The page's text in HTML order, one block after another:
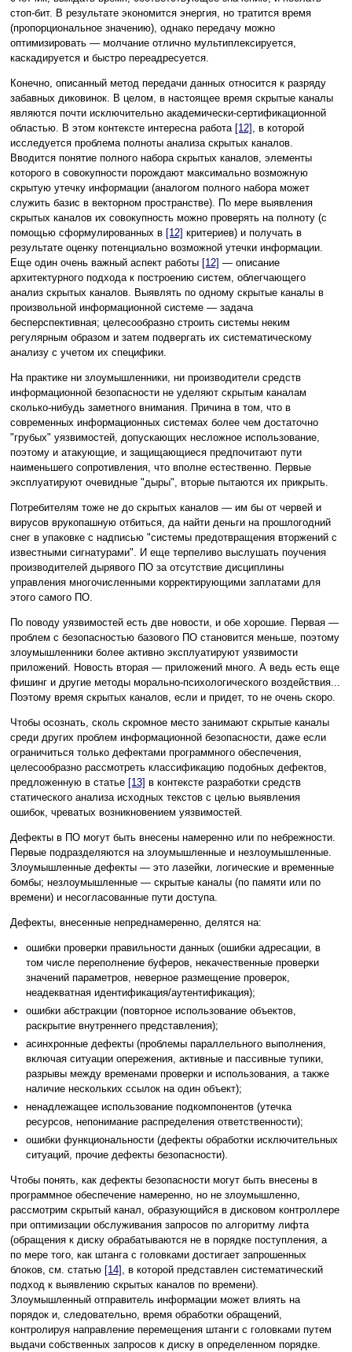
стоп-бит. В результате экономится энергия, но тратится время
(пропорциональное значению), однако передачу можно
оптимизировать — молчание отлично мультиплексируется,
каскадируется и быстро переадресуется.
Конечно, описанный метод передачи данных относится к разряду
забавных диковинок. В целом, в настоящее время скрытые каналы
являются почти исключительно академически-сертификационной
областью. В этом контексте интересна работа [12] , в которой
исследуется проблема полноты анализа скрытых каналов.
Вводится понятие полного набора скрытых каналов, элементы
которого в совокупности порождают максимально возможную
скрытую утечку информации (аналогом полного набора может
служить базис в векторном пространстве). По мере выявления
скрытых каналов их совокупность можно проверять на полноту (с
помощью сформулированных в [12] критериев) и получать в
результате оценку потенциально возможной утечки информации.
Еще один очень важный аспект работы [12] — описание
архитектурного подхода к построению систем, облегчающего
анализ скрытых каналов. Выявлять по одному скрытые каналы в
произвольной информационной системе — задача
бесперспективная; целесообразно строить системы неким
регулярным образом и затем подвергать их систематическому
анализу с учетом их специфики.
На практике ни злоумышленники, ни производители средств
информационной безопасности не уделяют скрытым каналам
сколько-нибудь заметного внимания. Причина в том, что в
современных информационных системах более чем достаточно
"грубых" уязвимостей, допускающих несложное использование,
поэтому и атакующие, и защищающиеся предпочитают пути
наименьшего сопротивления, что вполне естественно. Первые
эксплуатируют очевидные "дыры", вторые пытаются их прикрыть.
Потребителям тоже не до скрытых каналов — им бы от червей и
вирусов врукопашную отбиться, да найти деньги на прошлогодний
снег в упаковке с надписью "системы предотвращения вторжений с
известными сигнатурами". И еще терпеливо выслушать поучения
производителей дырявого ПО за отсутствие дисциплины
управления многочисленными корректирующими заплатами для
этого самого ПО.
По поводу уязвимостей есть две новости, и обе хорошие. Первая —
проблем с безопасностью базового ПО становится меньше, поэтому
злоумышленники более активно эксплуатируют уязвимости
приложений. Новость вторая — приложений много. А ведь есть еще
фишинг и другие методы морально-психологического воздействия...
Поэтому время скрытых каналов, если и придет, то не очень скоро.
Чтобы осознать, сколь скромное место занимают скрытые каналы
среди других проблем информационной безопасности, даже если
ограничиться только дефектами программного обеспечения,
целесообразно рассмотреть классификацию подобных дефектов,
предложенную в статье [13] в контексте разработки средств
статического анализа исходных текстов с целью выявления
ошибок, чреватых возникновением уязвимостей.
Дефекты в ПО могут быть внесены намеренно или по небрежности.
Первые подразделяются на злоумышленные и незлоумышленные.
Злоумышленные дефекты — это лазейки, логические и временные
бомбы; незлоумышленные — скрытые каналы (по памяти или по
времени) и несогласованные пути доступа.
Дефекты, внесенные непреднамеренно, делятся на:
ошибки проверки правильности данных (ошибки адресации, в
том числе переполнение буферов, некачественные проверки
значений параметров, неверное размещение проверок,
неадекватная идентификация/аутентификация);
ошибки абстракции (повторное использование объектов,
раскрытие внутреннего представления);
асинхронные дефекты (проблемы параллельного выполнения,
включая ситуации опережения, активные и пассивные тупики,
разрывы между временами проверки и использования, а также
наличие нескольких ссылок на один объект);
ненадлежащее использование подкомпонентов (утечка
ресурсов, непонимание распределения ответственности);
ошибки функциональности (дефекты обработки исключительных
ситуаций, прочие дефекты безопасности).
Чтобы понять, как дефекты безопасности могут быть внесены в
программное обеспечение намеренно, но не злоумышленно,
рассмотрим скрытый канал, образующийся в дисковом контроллере
при оптимизации обслуживания запросов по алгоритму лифта
(обращения к диску обрабатываются не в порядке поступления, а
по мере того, как штанга с головками достигает запрошенных
блоков, см. статью [14] , в которой представлен систематический
подход к выявлению скрытых каналов по времени).
Злоумышленный отправитель информации может влиять на
порядок и, следовательно, время обработки обращений,
контролируя направление перемещения штанги с головками путем
выдачи собственных запросов к диску в определенном порядке.